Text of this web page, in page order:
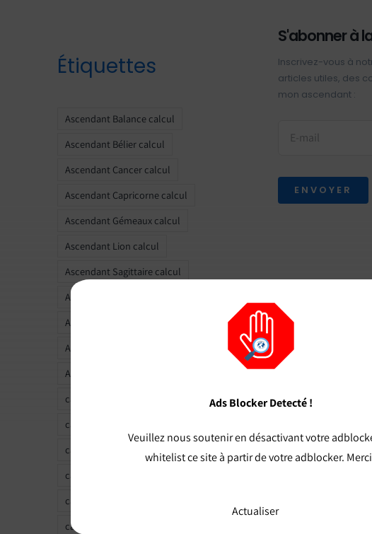
Étiquettes
Ascendant Balance calcul
Ascendant Bélier calcul
Ascendant Cancer calcul
Ascendant Capricorne calcul
Ascendant Gémeaux calcul
Ascendant Lion calcul
Ascendant Sagittaire calcul
Ascendant Scorpion calcul
Ascendant Taureau calcul
Ascendant Verseau calcul
Ascendant Vierge calcul
calculer Ascendant Balance
calculer Ascendant Bélier
calculer Ascendant Cancer
calculer Ascendant Capricorne
calculer Ascendant Gémeaux
calculer Ascendant Lion
S'abonner à
Inscrivez-vous à
articles utiles, des
mon ascendant :
ENVOYER
Ads Blocker Detecté !
Veuillez nous soutenir en désactivant votre
whitelist ce site à partir de votre adblocker.
Actualiser